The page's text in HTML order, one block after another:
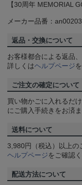
【30周年 MEMORIAL
メーカー品番：
返品・交換について
お客様都合による返品
詳しくはヘルプページ
ご注文の確定について
買い物かごに入れるだ
にご購入手続きをお済ま
送料について
3,980円（税込）以上の
ヘルプページをご確認く
配送方法について